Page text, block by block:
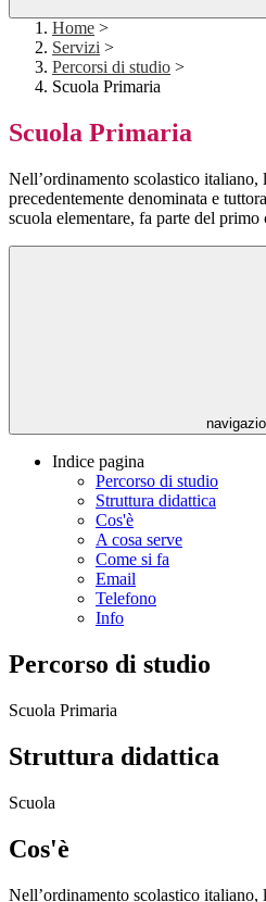
Home >
Servizi >
Percorsi di studio >
Scuola Primaria
Scuola Primaria
Nell’ordinamento scolastico italiano,
precedentemente denominata e
scuola elementare, fa parte del
Indice pagina
Percorso di studio
Struttura didattica
Cos'è
A cosa serve
Come si fa
Email
Telefono
Info
Percorso di studio
Scuola Primaria
Struttura didattica
Scuola
Cos'è
Nell’ordinamento scolastico italiano,